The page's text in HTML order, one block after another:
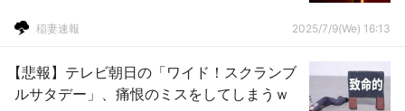
稲妻速報 2025/7/9(We) 16:13
【悲報】テレビ朝日の「ワイド！スクランブ
ルサタデー」、痛恨のミスをしてしまうｗ